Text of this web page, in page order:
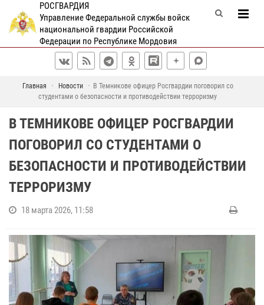
РОСГВАРДИЯ
Управление Федеральной службы войск
национальной гвардии Российской
Федерации по Республике Мордовия
Главная Новости
В Темникове офицер Росгвардии поговорил со
студентами о безопасности и противодействии терроризму
В ТЕМНИКОВЕ ОФИЦЕР РОСГВАРДИИ
ПОГОВОРИЛ СО СТУДЕНТАМИ О
БЕЗОПАСНОСТИ И ПРОТИВОДЕЙСТВИИ
ТЕРРОРИЗМУ
18 марта 2026, 11:58